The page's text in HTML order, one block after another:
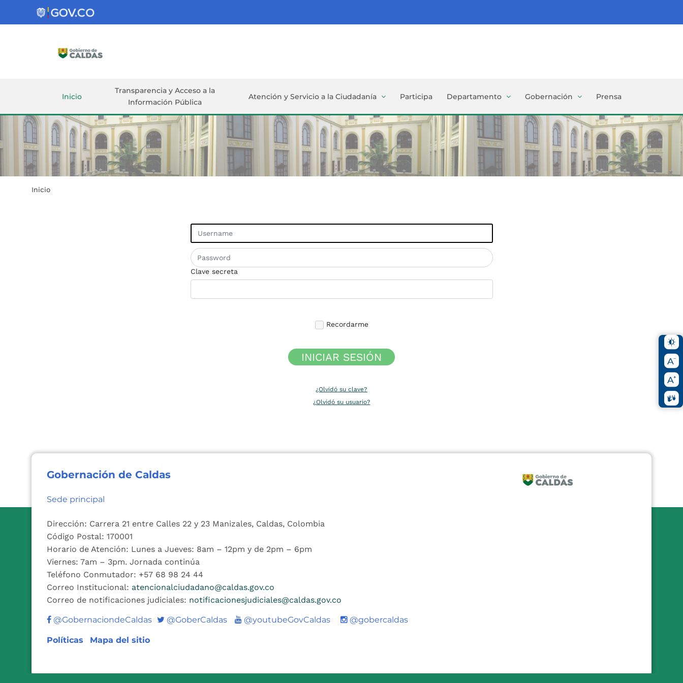
Gobernación
Inicio
Transparencia y Acceso a la
Información Pública
Atención y Servicio a la Ciudadanía Participa Departamento Gobernación Prensa
Inicio
Clave secreta
Recordarme
INICIAR SESIÓN
¿Olvidó su clave?
¿Olvidó su usuario?
Gobernación de Caldas
Sede principal
Dirección: Carrera 21 entre Calles 22 y 23 Manizales, Caldas, Colombia
Código Postal: 170001
Horario de Atención: Lunes a Jueves: 8am – 12pm y de 2pm – 6pm
Viernes: 7am – 3pm. Jornada continúa
Teléfono Conmutador: +57 68 98 24 44
Correo Institucional: atencionalciudadano@caldas.gov.co
Correo de notificaciones judiciales: notificacionesjudiciales@caldas.gov.co
@GobernaciondeCaldas Twitter
@GoberCaldas Youtube
@youtubeGovCaldas @gobercaldas
Políticas Mapa del sitio